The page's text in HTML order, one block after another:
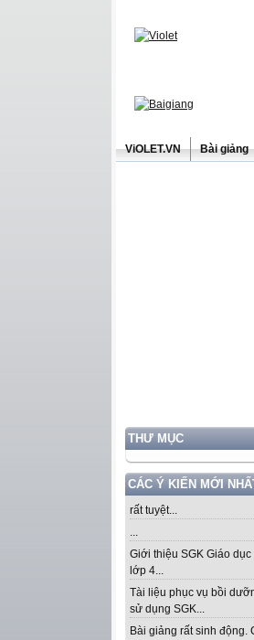
ViOLET.VN Bài giảng
THƯ MỤC
CÁC Ý KIẾN MỚI
rất tuyệt...
...
Giới thiệu SGK Giáo dục
lớp 4...
Tài liệu phục vụ bồi
sử dụng SGK...
Bài giảng rất sinh động.